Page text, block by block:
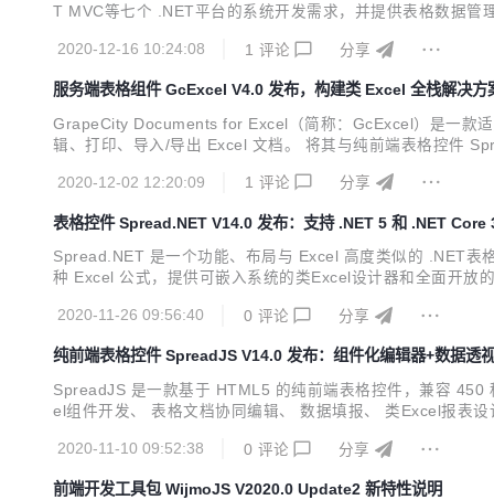
T MVC等七个 .NET平台的系统开发需求，并提供表格数据管
2020-12-16 10:24:08
1 评论 分享
服务端表格组件 GcExcel V4.0 发布，构建类 Excel 全栈解决方
GrapeCity Documents for Excel（简称：GcExcel）是一款
辑、打印、导入/导出 Excel 文档。 将其与纯前端表格控件
2020-12-02 12:20:09
1 评论 分享
表格控件 Spread.NET V14.0 发布：支持 .NET 5 和 .NET Core
Spread.NET 是一个功能、布局与 Excel 高度类似的 .NET表
种 Excel 公式，提供可嵌入系统的类Excel设计器和全面开放
2020-11-26 09:56:40
0 评论 分享
纯前端表格控件 SpreadJS V14.0 发布：组件化编辑器+数据透
SpreadJS 是一款基于 HTML5 的纯前端表格控件，兼容 450
el组件开发、 表格文档协同编辑、 数据填报、 类Excel报表
2020-11-10 09:52:38
0 评论 分享
前端开发工具包 WijmoJS V2020.0 Update2 新特性说明